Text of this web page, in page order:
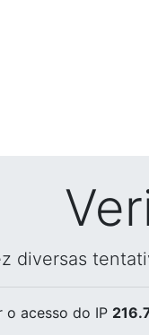
diversas
o acesso do IP